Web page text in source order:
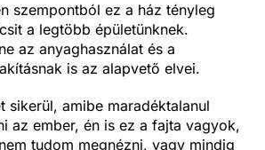
szempontból ez a ház tényleg
a legtöbb épületünknek.
az anyaghasználat és a
is az alapvető elvei.
sikerül, amibe maradéktalanul
az ember, én is ez a fajta vagyok,
tudom megnézni, vagy mindig